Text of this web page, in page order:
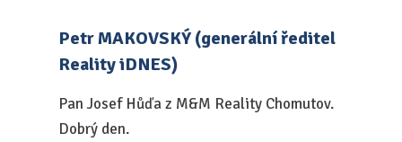
Petr MAKOVSKÝ (generální ředitel
Reality iDNES)
Pan Josef Hůďa z M&M Reality Chomutov.
Dobrý den.